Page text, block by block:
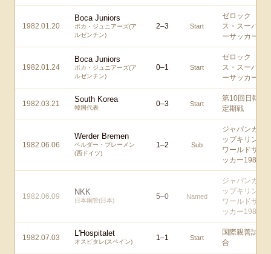
1982.01.20
Boca Juniors
ボカ・ジュニアーズ(ア
ルゼンチン)
2–3 Start
ゼロック
ス・スーパ
ーサッカー
1982.01.24
Boca Juniors
ボカ・ジュニアーズ(ア
ルゼンチン)
0–1 Start
ゼロック
ス・スーパ
ーサッカー
1982.03.21 South Korea
韓国代表 0–3 Start
第10回日韓
定期戦
1982.06.06
Werder Bremen
ベルダー・ブレーメン
(西ドイツ)
1–2 Sub
ジャパンカ
ップキリン
ワールドサ
ッカー1982
1982.06.09 NKK
日本鋼管(日本) 5–0 Named
ジャパンカ
ップキリン
ワールドサ
ッカー1982
1982.07.03 L'Hospitalet
オスピタレ(スペイン) 1–1 Start
国際親善試
合